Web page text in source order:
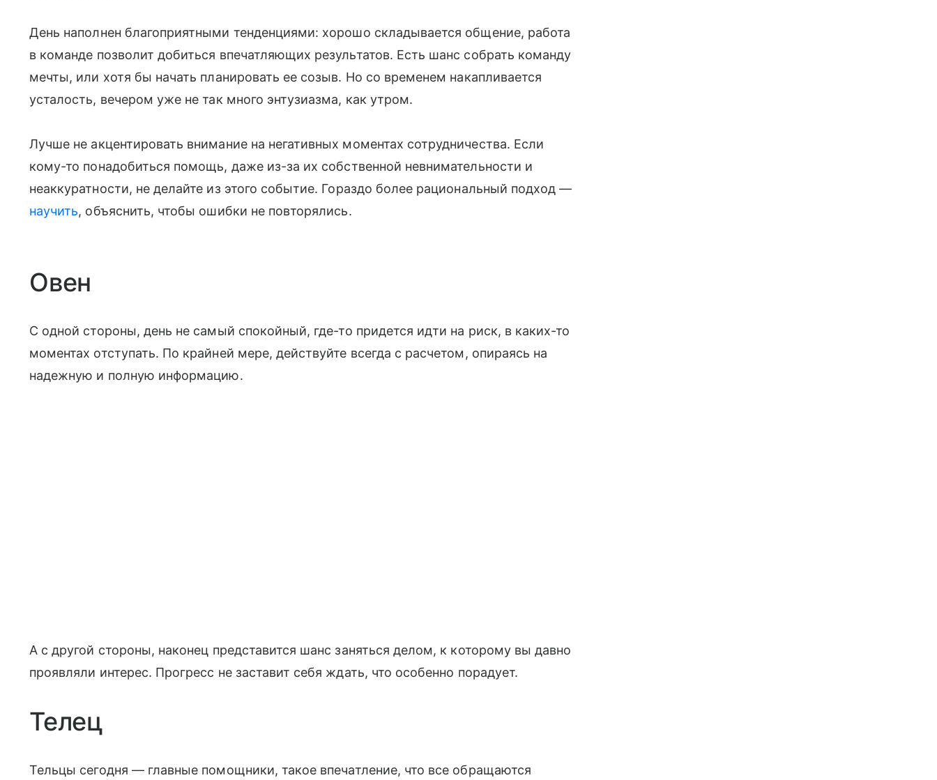
День наполнен благоприятными тенденциями: хорошо складывается общение, работа
в команде позволит добиться впечатляющих результатов. Есть шанс собрать команду
мечты, или хотя бы начать планировать ее созыв. Но со временем накапливается
усталость, вечером уже не так много энтузиазма, как утром.
Лучше не акцентировать внимание на негативных моментах сотрудничества. Если
кому-то понадобиться помощь, даже из-за их собственной невнимательности и
неаккуратности, не делайте из этого событие. Гораздо более рациональный подход —
научить, объяснить, чтобы ошибки не повторялись.
Овен
С одной стороны, день не самый спокойный, где-то придется идти на риск, в каких-то
моментах отступать. По крайней мере, действуйте всегда с расчетом, опираясь на
надежную и полную информацию.
А с другой стороны, наконец представится шанс заняться делом, к которому вы давно
проявляли интерес. Прогресс не заставит себя ждать, что особенно порадует.
Телец
Тельцы сегодня — главные помощники, такое впечатление, что все обращаются